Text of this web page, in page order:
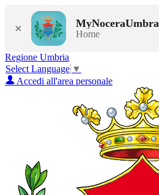
× MyNoceraUmbra
Home
Regione Umbria
Select Language ▼
Accedi all'area personale